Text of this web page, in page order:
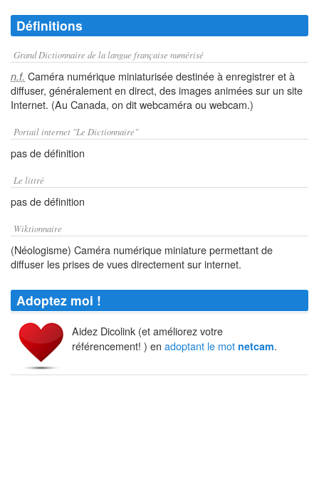
Définitions
Grand Dictionnaire de la langue française numérisé
n.f. Caméra numérique miniaturisée destinée à enregistrer et à
diffuser, généralement en direct, des images animées sur un site
Internet. (Au Canada, on dit webcaméra ou webcam.)
Portail internet "Le Dictionnaire"
pas de définition
Le littré
pas de définition
Wiktionnaire
(Néologisme) Caméra numérique miniature permettant de
diffuser les prises de vues directement sur internet.
Adoptez moi !
Aidez Dicolink (et améliorez votre
référencement! ) en adoptant le mot netcam.